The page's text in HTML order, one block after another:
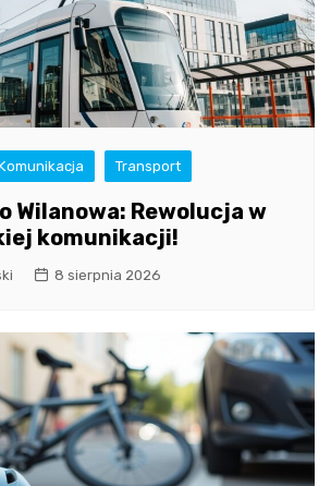
Transport
Wilanowa: Rewolucja w
komunikacji!
8 sierpnia 2026